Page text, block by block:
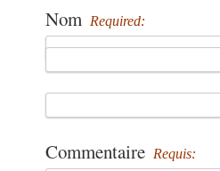
Nom Required:
Commentaire Requis: